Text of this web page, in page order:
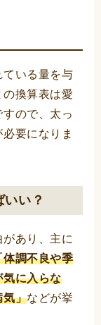
ている量を与
換算表は愛
ので、太っ
要になりま
いい？
あり、主に
調不良や季
気に入らな
気」などが挙